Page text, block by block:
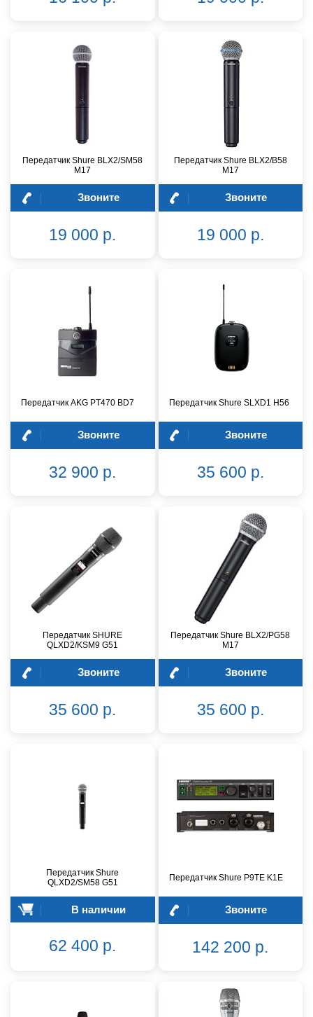
Передатчик Shure BLX2/SM58
M17
Звоните
19 000 р.
Передатчик Shure BLX2/B58
M17
Звоните
19 000 р.
Передатчик AKG PT470 BD7
Звоните
32 900 р.
Передатчик Shure SLXD1 H56
Звоните
35 600 р.
Передатчик SHURE
QLXD2/KSM9 G51
Звоните
35 600 р.
Передатчик Shure BLX2/PG58
M17
Звоните
35 600 р.
Передатчик Shure
QLXD2/SM58 G51
В наличии
62 400 р.
Передатчик Shure P9TE K1E
Звоните
142 200 р.